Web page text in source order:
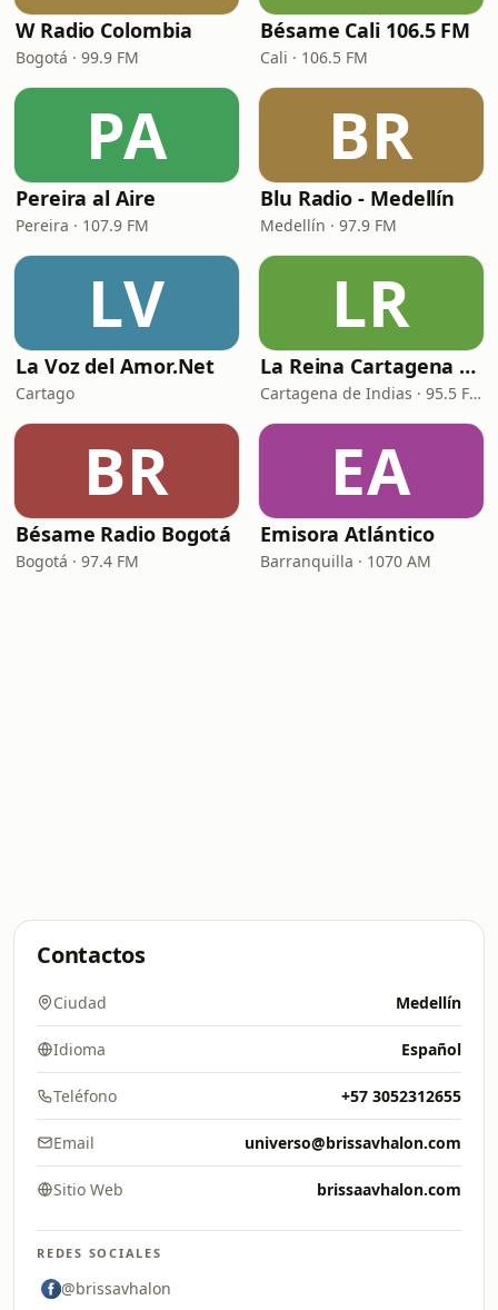
W Radio Colombia
Bogotá · 99.9 FM
Bésame Cali 106.5 FM
Cali · 106.5 FM
PA
Pereira al Aire
Pereira · 107.9 FM
BR
Blu Radio - Medellín
Medellín · 97.9 FM
LV
La Voz del Amor.Net
Cartago
LR
La Reina Cartagena de Indias
Cartagena de Indias · 95.5 FM
BR
Bésame Radio Bogotá
Bogotá · 97.4 FM
EA
Emisora Atlántico
Barranquilla · 1070 AM
Contactos
Ciudad Medellín
Idioma Español
Teléfono +57 3052312655
Email universo@brissavhalon.com
Sitio Web brissaavhalon.com
REDES SOCIALES
@brissavhalon